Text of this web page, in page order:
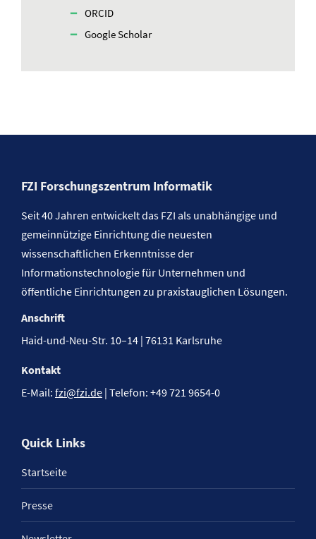
ORCID
Google Scholar
FZI Forschungszentrum Informatik
Seit 40 Jahren entwickelt das FZI als unabhängige und
gemeinnützige Einrichtung die neuesten
wissenschaftlichen Erkenntnisse der
Informationstechnologie für Unternehmen und
öffentliche Einrichtungen zu praxistauglichen Lösungen.
Anschrift
Haid-und-Neu-Str. 10–14 | 76131 Karlsruhe
Kontakt
E-Mail: fzi@fzi.de | Telefon: +49 721 9654-0
Quick Links
Startseite
Presse